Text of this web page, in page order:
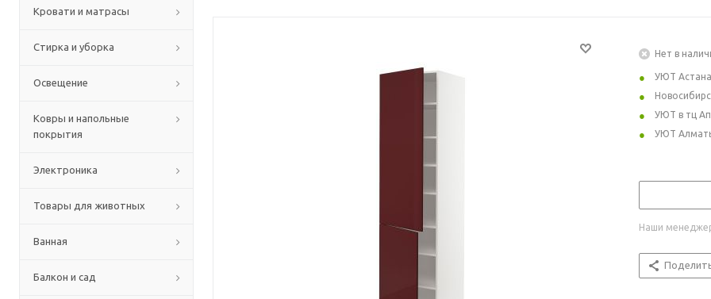
Кровати и матрасы
Стирка и уборка
Освещение
Ковры и напольные
покрытия
Электроника
Товары для животных
Ванная
Балкон и сад
Нет в
УЮТ Астана
УЮТ в тц
УЮТ
Наши